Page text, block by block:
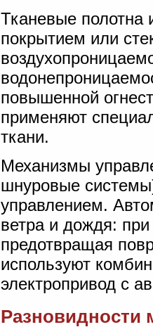
Тканевые полотна
покрытием или
повышенной
применяют
ткани.
Механизмы
шнуровые
управлением.
ветра и дождя:
предотвращая
используют
электропривод с
Разновидности